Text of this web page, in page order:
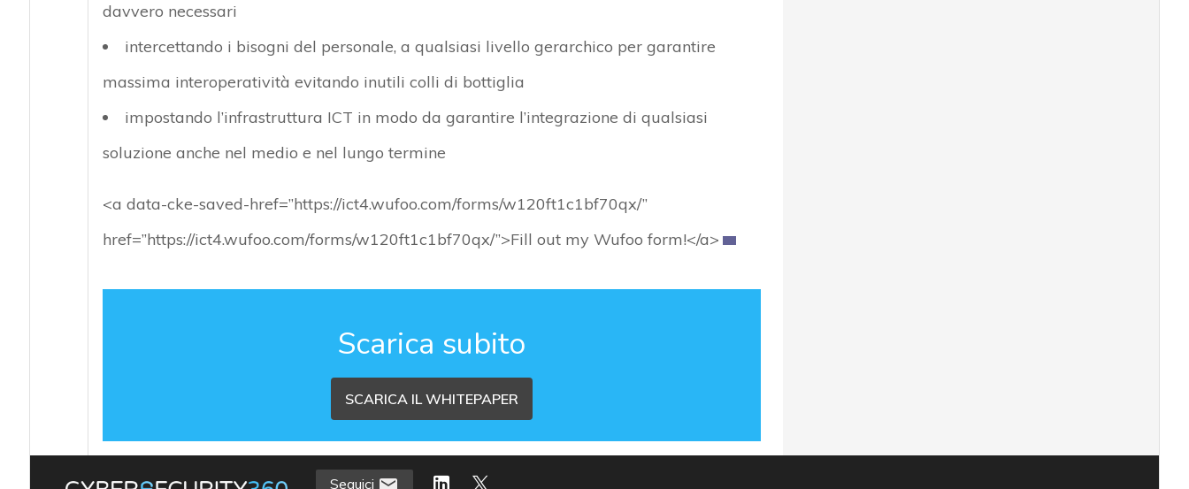
davvero necessari
intercettando i bisogni del personale, a qualsiasi livello gerarchico per garantire
massima interoperatività evitando inutili colli di bottiglia
impostando l’infrastruttura ICT in modo da garantire l’integrazione di qualsiasi
soluzione anche nel medio e nel lungo termine
<a data-cke-saved-href=”https://ict4.wufoo.com/forms/w120ft1c1bf70qx/”
href=”https://ict4.wufoo.com/forms/w120ft1c1bf70qx/”>Fill out my Wufoo form!</a>
Scarica subito
SCARICA IL WHITEPAPER
Seguici